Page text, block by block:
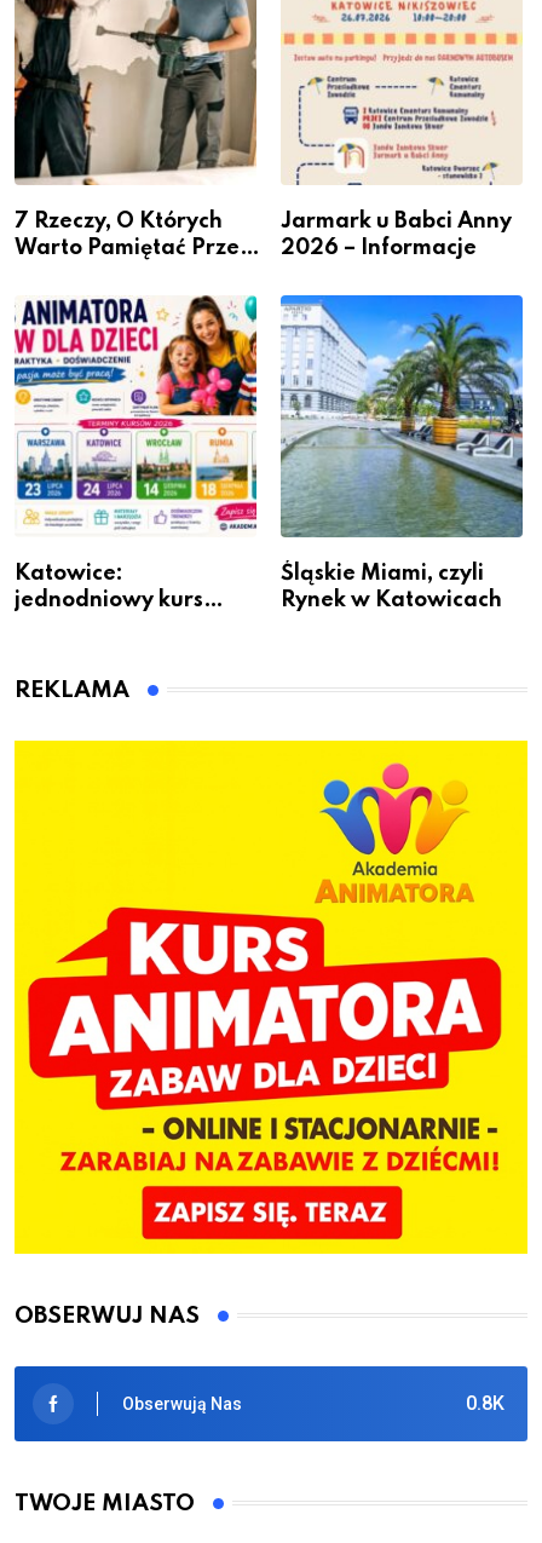
7 Rzeczy, O Których
Warto Pamiętać Przed
Jarmark u Babci Anny
2026 – Informacje
Katowice:
jednodniowy kurs
dzieci
Śląskie Miami, czyli
Rynek w Katowicach
REKLAMA
OBSERWUJ NAS
0.8K
Obserwują Nas
TWOJE MIASTO